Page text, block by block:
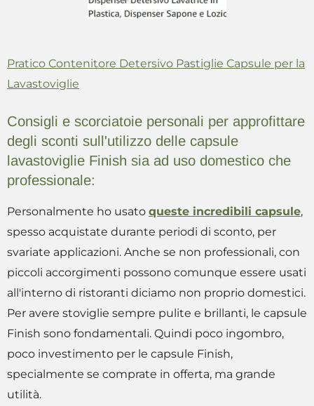
Pratico Contenitore Detersivo Pastiglie Capsule per la
Lavastoviglie
Consigli e scorciatoie personali per approfittare
degli sconti sull'utilizzo delle capsule
lavastoviglie Finish sia ad uso domestico che
professionale:
Personalmente ho usato queste incredibili capsule,
spesso acquistate durante periodi di sconto, per
svariate applicazioni. Anche se non professionali, con
piccoli accorgimenti possono comunque essere usati
all'interno di ristoranti diciamo non proprio domestici.
Per avere stoviglie sempre pulite e brillanti, le capsule
Finish sono fondamentali. Quindi poco ingombro,
poco investimento per le capsule Finish,
specialmente se comprate in offerta, ma grande
utilità.